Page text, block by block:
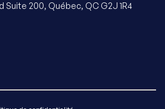
Suite 200, Québec, QC G2J 1R4